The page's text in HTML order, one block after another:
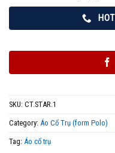
SKU: CT.STAR.1
Category: Áo Cổ Trụ (form Polo)
Tag: Áo cổ trụ